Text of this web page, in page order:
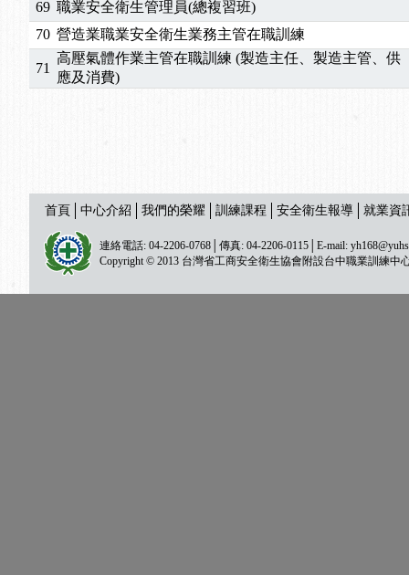
69 職業安全衛生管理員(總複習班)
70 營造業職業安全衛生業務主管在職訓練
71
高壓氣體作業主管在職訓練 (製造主任、製造主管、供
應及消費)
首頁 中心介紹 我們的榮耀 訓練課程 安全衛生報導 就業資
連絡電話: 04-2206-0768│傳真: 04-2206-0115│E-mail:
Copyright © 2013 台灣省工商安全衛生協會附設台中職業訓練中